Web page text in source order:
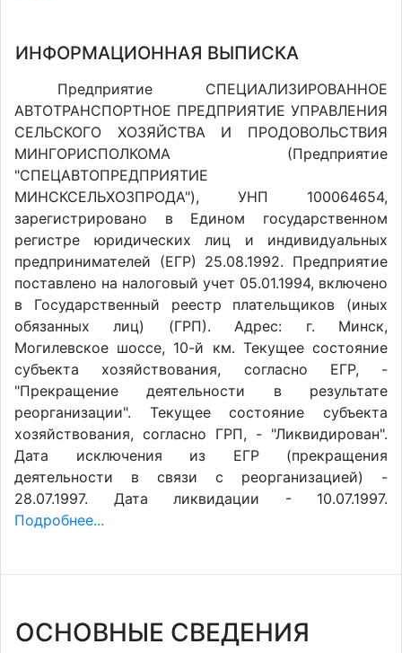
ИНФОРМАЦИОННАЯ ВЫПИСКА
Предприятие СПЕЦИАЛИЗИРОВАННОЕ
АВТОТРАНСПОРТНОЕ ПРЕДПРИЯТИЕ УПРАВЛЕНИЯ
СЕЛЬСКОГО ХОЗЯЙСТВА И ПРОДОВОЛЬСТВИЯ
МИНГОРИСПОЛКОМА (Предприятие
"СПЕЦАВТОПРЕДПРИЯТИЕ
МИНСКСЕЛЬХОЗПРОДА"), УНП 100064654,
зарегистрировано в Едином государственном
регистре юридических лиц и индивидуальных
предпринимателей (ЕГР) 25.08.1992. Предприятие
поставлено на налоговый учет 05.01.1994, включено
в Государственный реестр плательщиков (иных
обязанных лиц) (ГРП). Адрес: г. Минск,
Могилевское шоссе, 10-й км. Текущее состояние
субъекта хозяйствования, согласно ЕГР, -
"Прекращение деятельности в результате
реорганизации". Текущее состояние субъекта
хозяйствования, согласно ГРП, - "Ликвидирован".
Дата исключения из ЕГР (прекращения
деятельности в связи с реорганизацией) -
28.07.1997. Дата ликвидации - 10.07.1997.
Подробнее...
ОСНОВНЫЕ СВЕДЕНИЯ